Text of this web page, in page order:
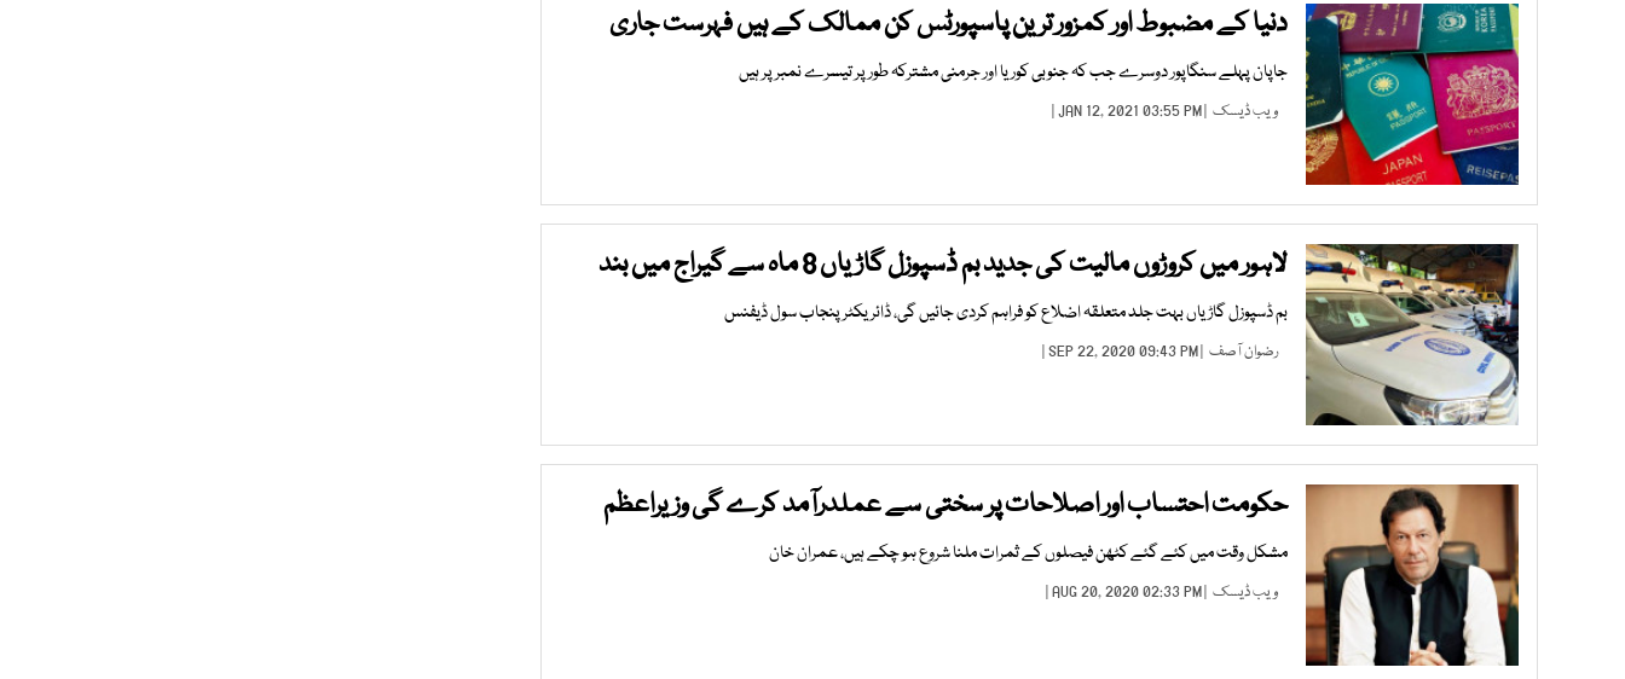
دنیا کے مضبوط اور کمزور ترین پاسپورٹس کن ممالک کے ہیں فہرست جاری
جاپان پہلے سنگاپور دوسرے جب کہ جنوبی کوریا اور جرمنی مشترکہ طور پر تیسرے نمبر پر ہیں
ویب ڈیسک | JAN 12, 2021 03:55 PM |
لاہور میں کروڑوں مالیت کی جدید بم ڈسپوزل گاڑیاں 8 ماہ سے گیراج میں بند
بم ڈسپوزل گاڑیاں بہت جلد متعلقہ اضلاع کو فراہم کردی جائیں گی، ڈائریکٹر پنجاب سول ڈیفنس
رضوان آصف | SEP 22, 2020 09:43 PM |
حکومت احتساب اور اصلاحات پر سختی سے عملدرآمد کرے گی وزیراعظم
مشکل وقت میں کئے گئے کٹھن فیصلوں کے ثمرات ملنا شروع ہو چکے ہیں، عمران خان
ویب ڈیسک | AUG 20, 2020 02:33 PM |